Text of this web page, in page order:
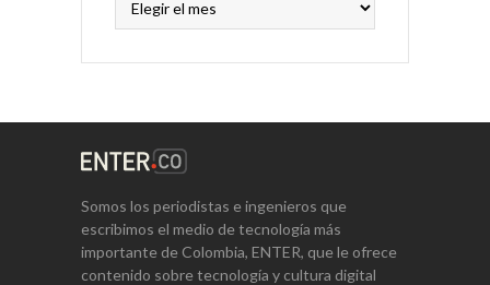
Somos los periodistas e ingenieros que
escribimos el medio de tecnología más
importante de Colombia, ENTER, que le ofrece
contenido sobre tecnología y cultura digital